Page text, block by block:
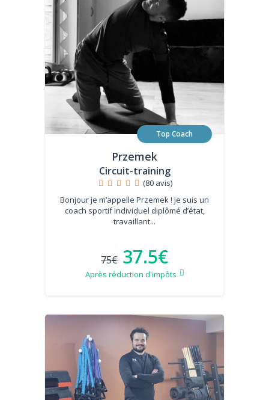
Top Coach
Przemek
Circuit-training
(80 avis)
Bonjour je m’appelle Przemek ! je suis un
coach sportif individuel diplômé d’état,
travaillant...
75€ 37.5€
Après réduction d'impôts